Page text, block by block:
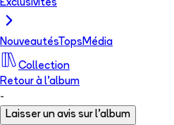
Exclusivités
NouveautésTops Média
Collection
Retour à l'album
-
Laisser un avis sur l'album